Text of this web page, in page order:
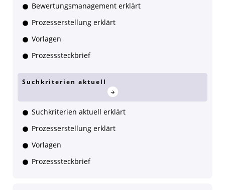
Bewertungsmanagement erklärt
Prozesserstellung erklärt
Vorlagen
Prozesssteckbrief
Suchkriterien aktuell
Suchkriterien aktuell erklärt
Prozesserstellung erklärt
Vorlagen
Prozesssteckbrief